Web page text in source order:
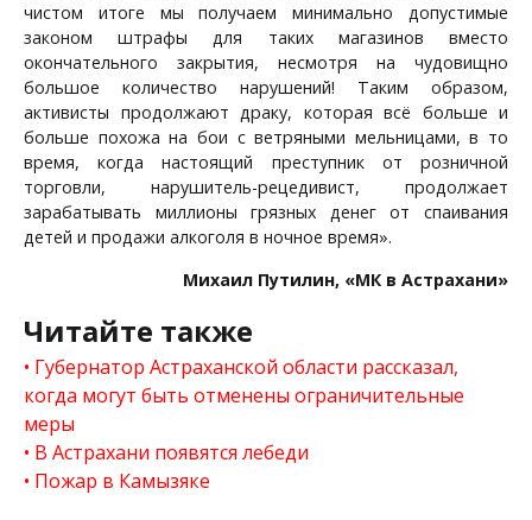
чистом итоге мы получаем минимально допустимые
законом штрафы для таких магазинов вместо
окончательного закрытия, несмотря на чудовищно
большое количество нарушений! Таким образом,
активисты продолжают драку, которая всё больше и
больше похожа на бои с ветряными мельницами, в то
время, когда настоящий преступник от розничной
торговли, нарушитель-рецедивист, продолжает
зарабатывать миллионы грязных денег от спаивания
детей и продажи алкоголя в ночное время».
Михаил Путилин, «МК в Астрахани»
Читайте также
Губернатор Астраханской области рассказал,
когда могут быть отменены ограничительные
меры
В Астрахани появятся лебеди
Пожар в Камызяке